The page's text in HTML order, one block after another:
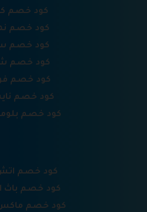
كود خصم
كود خصم
كود خصم
كود خصم
كود خصم
كود خصم
كود خصم
كود خصم اتش
كود خصم باث
كود خصم